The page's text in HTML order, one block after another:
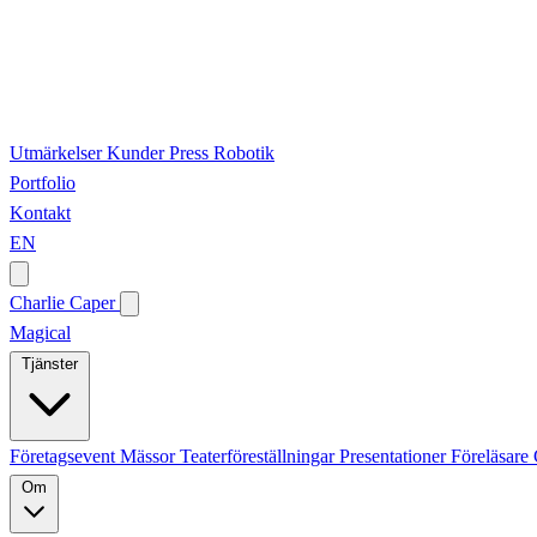
UtmärkelserKunderPress Robotik
Portfolio
Kontakt
EN
Charlie Caper
Magical
Tjänster
Företagsevent MässorTeaterföreställningarPresentationerFöreläsare